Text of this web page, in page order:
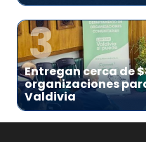
3
Entregan cerca de
organizaciones
Valdivia